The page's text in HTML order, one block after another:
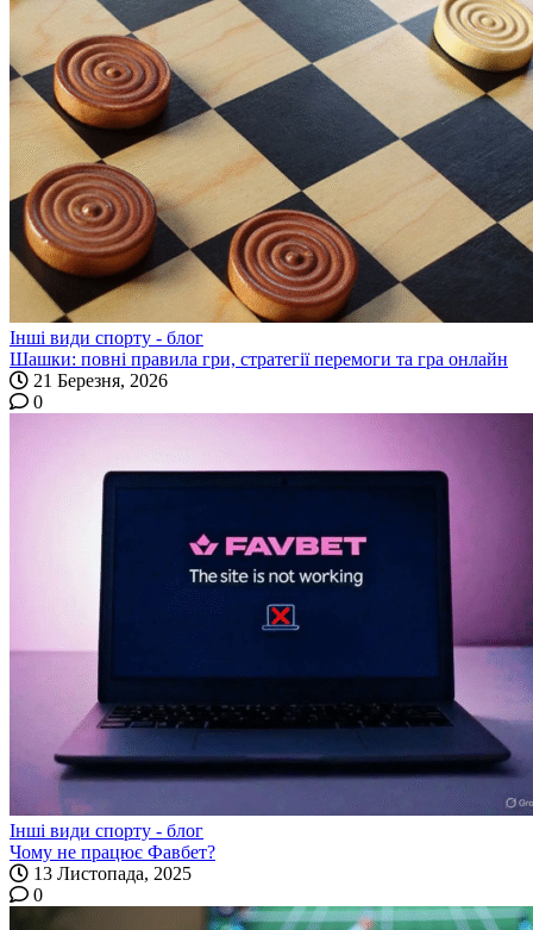
Інші види спорту - блог
Шашки: повні правила гри, стратегії перемоги та гра онлайн
21 Березня, 2026
0
Інші види спорту - блог
Чому не працює Фавбет?
13 Листопада, 2025
0